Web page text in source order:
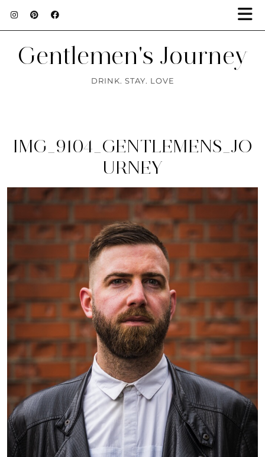
Gentlemen's Journey
DRINK. STAY. LOVE
IMG_9104_GENTLEMENS_JO
URNEY